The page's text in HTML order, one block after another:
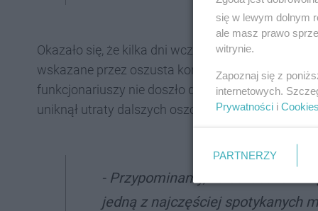
Okazało się, że kilka dni wcześniej mężczyzna
wskazane przez oszusta konto. Dzięki
funkcjonariuszy nie doszło do wykonania
uniknął utraty dalszych oszczędności.
- Przypominamy, że oszustwa
jedną z najczęściej spotykanych
się w lewym dolnym
ale masz prawo
witrynie.
Zapoznaj się z
internetowych.
Prywatności i Cookies
PARTNERZY